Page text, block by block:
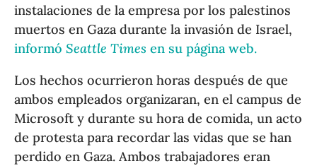
instalaciones de la empresa por los palestinos
muertos en Gaza durante la invasión de Israel,
informóSeattle Times en su página web.
Los hechos ocurrieron horas después de que
ambos empleados organizaran, en el campus de
Microsoft y durante su hora de comida, un acto
de protesta para recordar las vidas que se han
perdido en Gaza. Ambos trabajadores eran